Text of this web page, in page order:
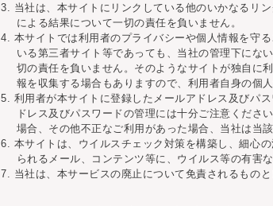
3. 当社は、本サイトにリンクしている他のいかなるリ
による結果について一切の責任を負いません。
4. 本サイトでは利用者のプライバシーや個人情報を守
いる第三者サイト等であっても、当社の管理下にな
切の責任を負いません。そのようなサイトが独自に
報を収集する場合もありますので、利用者自身の個
5. 利用者が本サイトに登録したメールアドレス及びパ
ドレス及びパスワードの管理には十分ご注意くださ
場合、その他不正なご利用があった場合、当社は当
6. 本サイトは、ウイルスチェック対策を構築し、細心
られるメール、コンテンツ等に、ウイルス等の有害
7. 当社は、本サービスの廃止について免責されるものと